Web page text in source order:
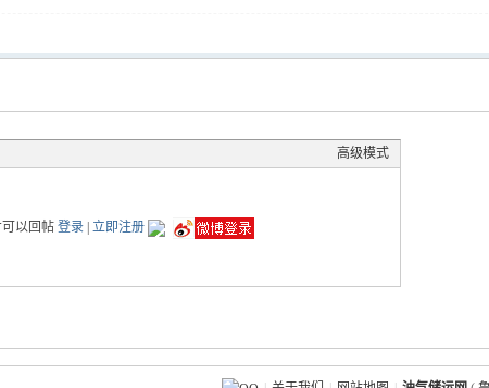
高级模式
以回帖 登录| 立即注册